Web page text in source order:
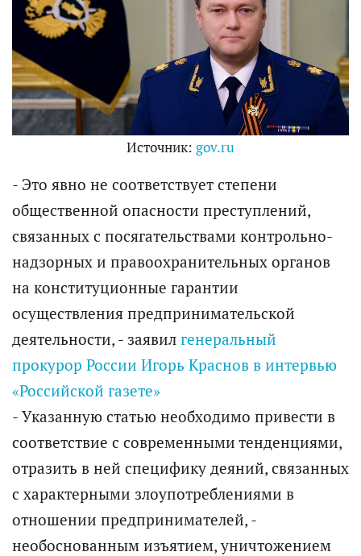
Источник: gov.ru
- Это явно не соответствует степени
общественной опасности преступлений,
связанных с посягательствами контрольно-
надзорных и правоохранительных органов
на конституционные гарантии
осуществления предпринимательской
деятельности, - заявил генеральный
прокурор России Игорь Краснов в интервью
«Российской газете»
- Указанную статью необходимо привести в
соответствие с современными тенденциями,
отразить в ней специфику деяний, связанных
с характерными злоупотреблениями в
отношении предпринимателей, -
необоснованным изъятием, уничтожением